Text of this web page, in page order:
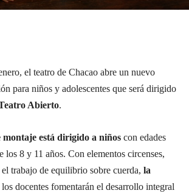
el teatro de Chacao abre un nuevo
para niños y adolescentes que será dirigido
Abierto.
montaje está dirigido a niños con edades
los 8 y 11 años. Con elementos circenses,
trabajo de equilibrio sobre cuerda, la
los docentes fomentarán el desarrollo integral